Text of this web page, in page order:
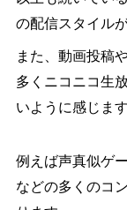
の配信スタイル
また、動画投稿
多くニコニコ生
いように感じます
例えば声真似ゲ
などの多くのコ